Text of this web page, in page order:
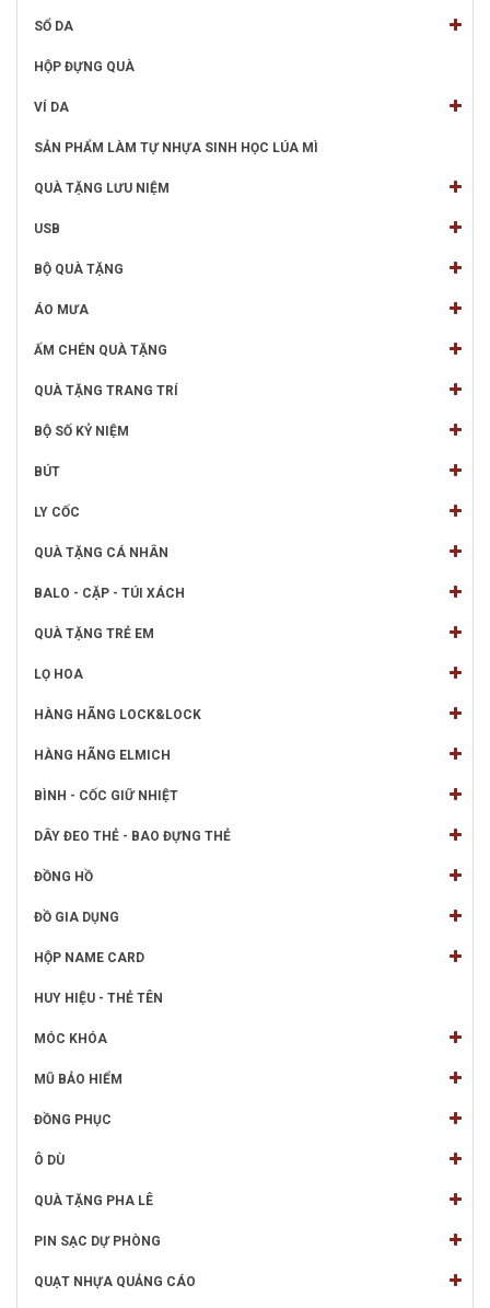
SỔ DA
HỘP ĐỰNG QUÀ
VÍ DA
SẢN PHẨM LÀM TỰ NHỰA SINH HỌC LÚA MÌ
QUÀ TẶNG LƯU NIỆM
USB
BỘ QUÀ TẶNG
ÁO MƯA
ẤM CHÉN QUÀ TẶNG
QUÀ TẶNG TRANG TRÍ
BỘ SỐ KỶ NIỆM
BÚT
LY CỐC
QUÀ TẶNG CÁ NHÂN
BALO - CẶP - TÚI XÁCH
QUÀ TẶNG TRẺ EM
LỌ HOA
HÀNG HÃNG LOCK&LOCK
HÀNG HÃNG ELMICH
BÌNH - CỐC GIỮ NHIỆT
DÂY ĐEO THẺ - BAO ĐỰNG THẺ
ĐỒNG HỒ
ĐỒ GIA DỤNG
HỘP NAME CARD
HUY HIỆU - THẺ TÊN
MÓC KHÓA
MŨ BẢO HIỂM
ĐỒNG PHỤC
Ô DÙ
QUÀ TẶNG PHA LÊ
PIN SẠC DỰ PHÒNG
QUẠT NHỰA QUẢNG CÁO